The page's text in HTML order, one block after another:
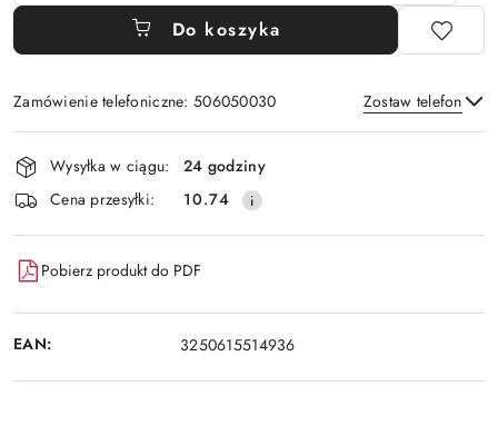
Do koszyka
Zamówienie telefoniczne: 506050030 Zostaw telefon
Wyślij
Dostępność
i
dostawa
Wysyłka w ciągu:
24 godziny
Cena przesyłki:
10.74
Pobierz produkt do PDF
EAN: 3250615514936